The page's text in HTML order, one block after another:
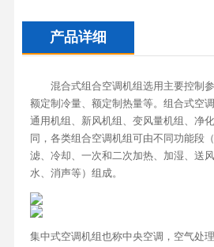
产品详细
混合式组合空调机组选用主要控制参
额定制冷量、额定制热量等。组合式空
通用机组、新风机组、变风量机组、净
同，各类组合空调机组可由不同功能段
滤、冷却、一次和二次加热、加湿、送
水、消声等）组成。
集中式空调机组也称中央空调，空气处